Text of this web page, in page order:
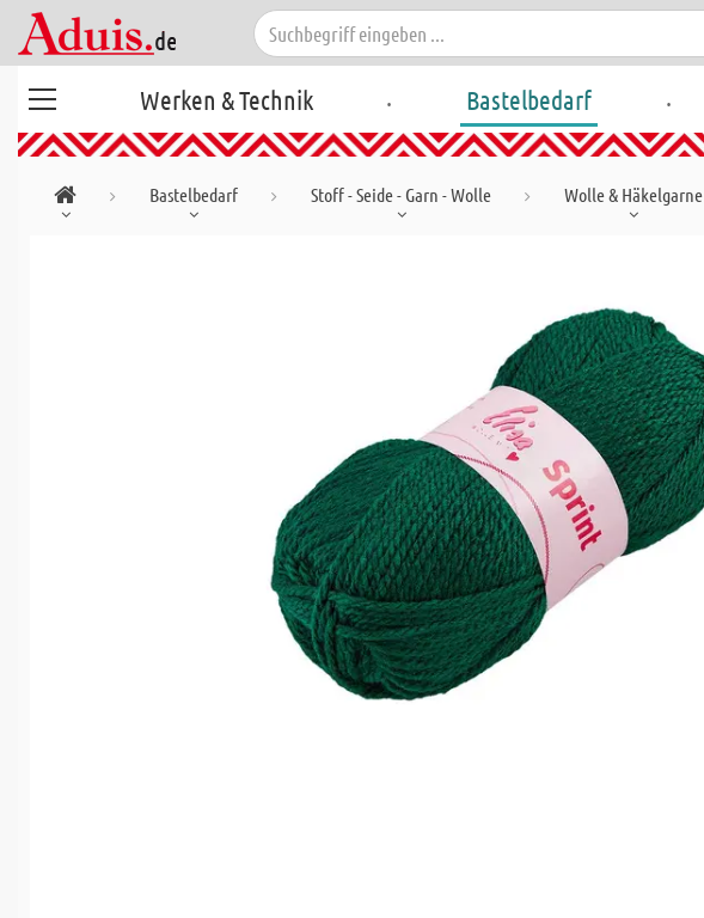
Werken & Technik . Bastelbedarf .
Bastelbedarf Stoff - Seide - Garn - Wolle Wolle & Häkelgarne